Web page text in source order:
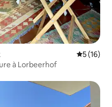
5 (16)
à Lorbeerhof